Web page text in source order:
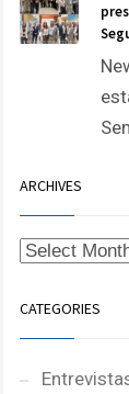
ARCHIVES
CATEGORIES